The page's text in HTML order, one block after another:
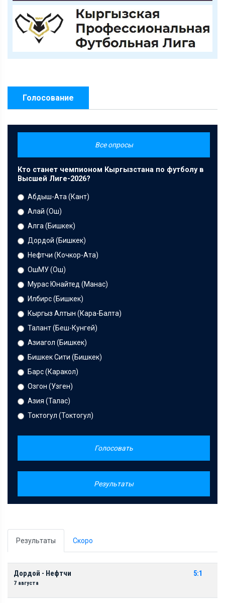
Голосование
Все опросы
Кто станет чемпионом Кыргызстана по футболу в
Высшей Лиге-2026?
Абдыш-Ата (Кант)
Алай (Ош)
Алга (Бишкек)
Дордой (Бишкек)
Нефтчи (Кочкор-Ата)
ОшМУ (Ош)
Мурас Юнайтед (Манас)
Илбирс (Бишкек)
Кыргыз Алтын (Кара-Балта)
Талант (Беш-Кунгей)
Азиагол (Бишкек)
Бишкек Сити (Бишкек)
Барс (Каракол)
Озгон (Узген)
Азия (Талас)
Токтогул (Токтогул)
Голосовать
Результаты
Результаты Скоро
Дордой - Нефтчи
7 августа
5:1